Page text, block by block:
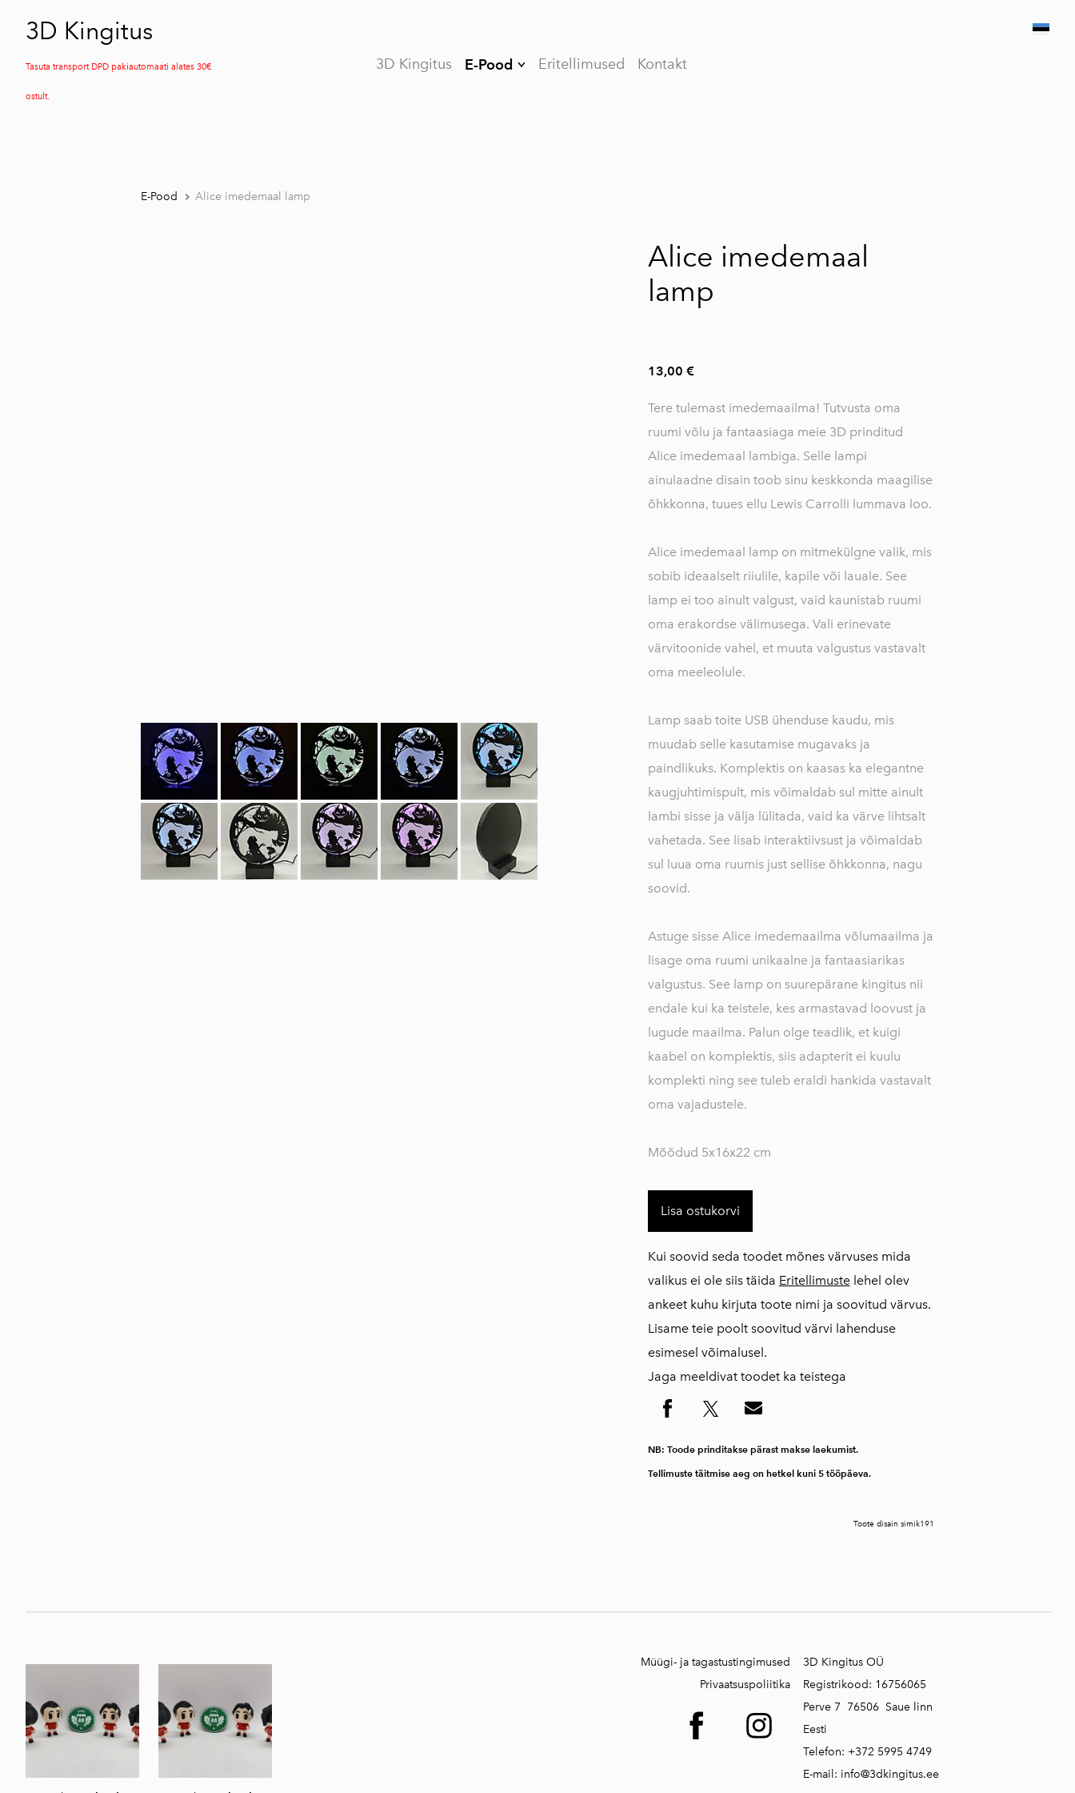
3D Kingitus
Tasuta transport DPD pakiautomaati alates 30€
ostult.
3D Kingitus E-Pood Eritellimused Kontakt
E-Pood Alice imedemaal lamp
Alice imedemaal
lamp
13,00 €
Tere tulemast imedemaailma! Tutvusta oma
ruumi võlu ja fantaasiaga meie 3D prinditud
Alice imedemaal lambiga. Selle lampi
ainulaadne disain toob sinu keskkonda maagilise
õhkkonna, tuues ellu Lewis Carrolli lummava loo.
Alice imedemaal lamp on mitmekülgne valik, mis
sobib ideaalselt riiulile, kapile või lauale. See
lamp ei too ainult valgust, vaid kaunistab ruumi
oma erakordse välimusega. Vali erinevate
värvitoonide vahel, et muuta valgustus vastavalt
oma meeleolule.
Lamp saab toite USB ühenduse kaudu, mis
muudab selle kasutamise mugavaks ja
paindlikuks. Komplektis on kaasas ka elegantne
kaugjuhtimispult, mis võimaldab sul mitte ainult
lambi sisse ja välja lülitada, vaid ka värve lihtsalt
vahetada. See lisab interaktiivsust ja võimaldab
sul luua oma ruumis just sellise õhkkonna, nagu
soovid.
Astuge sisse Alice imedemaailma võlumaailma ja
lisage oma ruumi unikaalne ja fantaasiarikas
valgustus. See lamp on suurepärane kingitus nii
endale kui ka teistele, kes armastavad loovust ja
lugude maailma. Palun olge teadlik, et kuigi
kaabel on komplektis, siis adapterit ei kuulu
komplekti ning see tuleb eraldi hankida vastavalt
oma vajadustele.
Mõõdud 5x16x22 cm
Lisa ostukorvi
Kui soovid seda toodet mõnes värvuses mida
valikus ei ole siis täida Eritellimuste lehel olev
ankeet kuhu kirjuta toote nimi ja soovitud värvus.
Lisame teie poolt soovitud värvi lahenduse
esimesel võimalusel.
Jaga meeldivat toodet ka teistega
NB: Toode prinditakse pärast makse laekumist.
Tellimuste täitmise aeg on hetkel kuni 5 tööpäeva.
Toote disain simik191
Müügi- ja tagastustingimused
Privaatsuspoliitika
3D Kingitus OÜ
Registrikood: 16756065
Perve 7 76506 Saue linn
Eesti
Telefon: +372 5995 4749
E-mail: info@3dkingitus.ee